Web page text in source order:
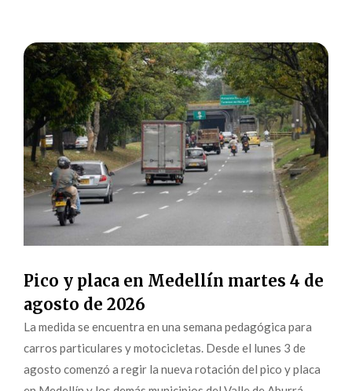
Pico y placa en Medellín martes 4 de
agosto de 2026
La medida se encuentra en una semana pedagógica para
carros particulares y motocicletas. Desde el lunes 3 de
agosto comenzó a regir la nueva rotación del pico y placa